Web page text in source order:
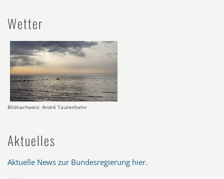
Wetter
Bildnachweis: André Tautenhahn
Aktuelles
Aktuelle News zur Bundesregierung hier.